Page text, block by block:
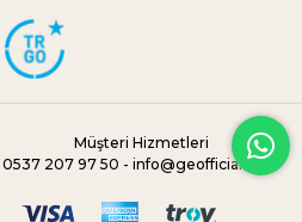
Müşteri Hizmetleri
0537 207 97 50 -info@geofficial.com